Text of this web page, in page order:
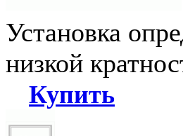
Установка
низкой
Купить